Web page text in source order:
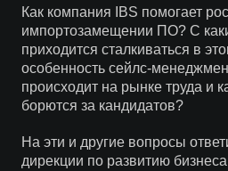
Как компания IBS помогает
импортозамещении ПО? С
приходится сталкиваться в
особенность сейлс-
происходит на рынке труда и
борются за кандидатов?
На эти и другие вопросы
дирекции по развитию